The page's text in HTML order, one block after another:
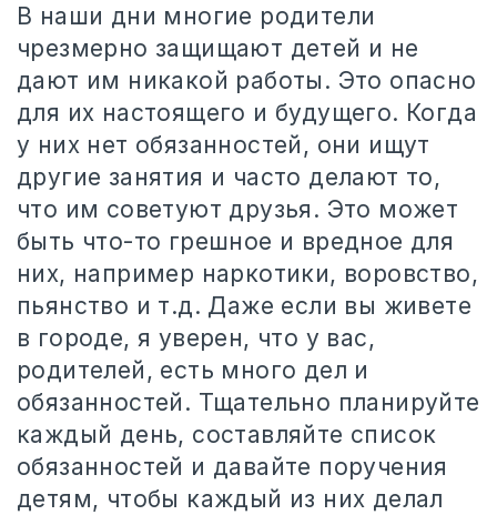
В наши дни многие родители
чрезмерно защищают детей и не
дают им никакой работы. Это опасно
для их настоящего и будущего. Когда
у них нет обязанностей, они ищут
другие занятия и часто делают то,
что им советуют друзья. Это может
быть что-то грешное и вредное для
них, например наркотики, воровство,
пьянство и т.д. Даже если вы живете
в городе, я уверен, что у вас,
родителей, есть много дел и
обязанностей. Тщательно планируйте
каждый день, составляйте список
обязанностей и давайте поручения
детям, чтобы каждый из них делал